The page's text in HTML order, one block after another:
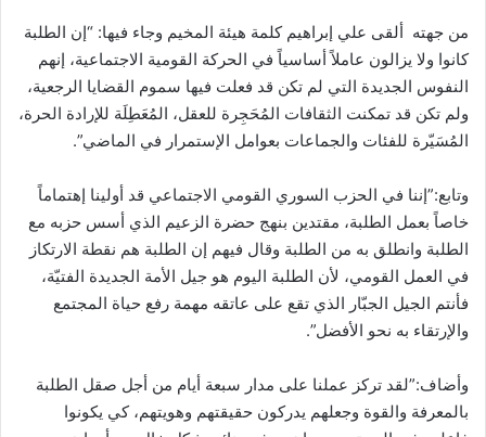
من جهته ألقى علي إبراهيم كلمة هيئة المخيم وجاء فيها: “إن الطلبة
كانوا ولا يزالون عاملاً أساسياً في الحركة القومية الاجتماعية، إنهم
النفوس الجديدة التي لم تكن قد فعلت فيها سموم القضايا الرجعية،
ولم تكن قد تمكنت الثقافات المُحَجِرة للعقل، المُعَطِلَة للإرادة الحرة،
المُسَيّرة للفئات والجماعات بعوامل الإستمرار في الماضي”.
وتابع:”إننا في الحزب السوري القومي الاجتماعي قد أولينا إهتماماً
خاصاً بعمل الطلبة، مقتدين بنهج حضرة الزعيم الذي أسس حزبه مع
الطلبة وانطلق به من الطلبة وقال فيهم إن الطلبة هم نقطة الارتكاز
في العمل القومي، لأن الطلبة اليوم هو جيل الأمة الجديدة الفتيّة،
فأنتم الجيل الجبّار الذي تقع على عاتقه مهمة رفع حياة المجتمع
والإرتقاء به نحو الأفضل”.
وأضاف:”لقد تركز عملنا على مدار سبعة أيام من أجل صقل الطلبة
بالمعرفة والقوة وجعلهم يدركون حقيقتهم وهويتهم، كي يكونوا